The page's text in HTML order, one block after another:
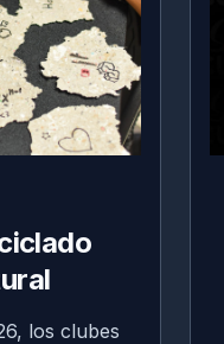
los clubes